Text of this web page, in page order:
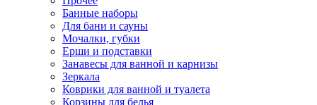
Банные наборы
Для бани и сауны
Мочалки, губки
Ерши и подставки
Занавесы для ванной и карнизы
Зеркала
Коврики для ванной и туалета
Корзины для белья